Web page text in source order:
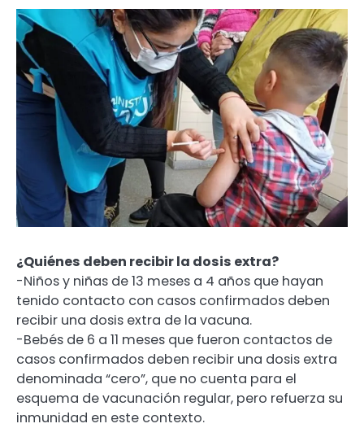
¿Quiénes deben recibir la dosis extra?
-Niños y niñas de 13 meses a 4 años que hayan
tenido contacto con casos confirmados deben
recibir una dosis extra de la vacuna.
-Bebés de 6 a 11 meses que fueron contactos de
casos confirmados deben recibir una dosis extra
denominada “cero”, que no cuenta para el
esquema de vacunación regular, pero refuerza su
inmunidad en este contexto.